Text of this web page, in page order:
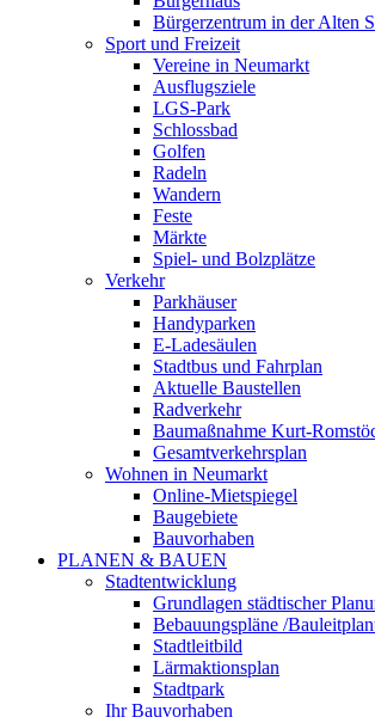
Bürgerzentrum in der Alten
Sport und Freizeit
Vereine in Neumarkt
Ausflugsziele
LGS-Park
Schlossbad
Golfen
Radeln
Wandern
Feste
Märkte
Spiel- und Bolzplätze
Verkehr
Parkhäuser
Handyparken
E-Ladesäulen
Stadtbus und Fahrplan
Aktuelle Baustellen
Radverkehr
Baumaßnahme Kurt-
Gesamtverkehrsplan
Wohnen in Neumarkt
Online-Mietspiegel
Baugebiete
Bauvorhaben
PLANEN & BAUEN
Stadtentwicklung
Grundlagen städtischer
Bebauungspläne /
Stadtleitbild
Lärmaktionsplan
Stadtpark
Ihr Bauvorhaben